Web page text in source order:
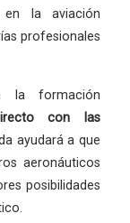
la aviación
profesionales
la formación
con las
ayudará a que
aeronáuticos
posibilidades